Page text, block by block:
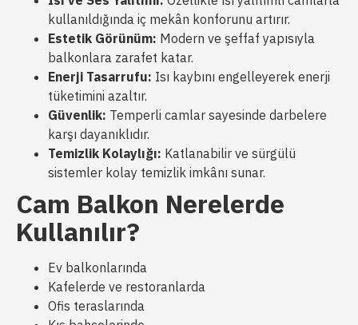
kullanıldığında iç mekân konforunu artırır.
Estetik Görünüm: Modern ve şeffaf yapısıyla
balkonlara zarafet katar.
Enerji Tasarrufu: Isı kaybını engelleyerek enerji
tüketimini azaltır.
Güvenlik: Temperli camlar sayesinde darbelere
karşı dayanıklıdır.
Temizlik Kolaylığı: Katlanabilir ve sürgülü
sistemler kolay temizlik imkânı sunar.
Cam Balkon Nerelerde
Kullanılır?
Ev balkonlarında
Kafelerde ve restoranlarda
Ofis teraslarında